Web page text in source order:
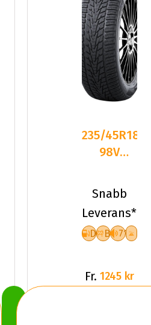
235/45R18
98V
SV-4 XL
Friktion
2024
Snabb
Leverans*
D B 71
Fr. 1245 kr